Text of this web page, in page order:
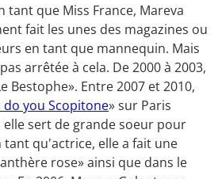
tant que Miss France, Mareva
fait les unes des magazines ou
en tant que mannequin. Mais
arrêtée à cela. De 2000 à 2003,
Bestophe». Entre 2007 et 2010,
do you Scopitone» sur Paris
elle sert de grande soeur pour
tant qu'actrice, elle a fait une
rose» ainsi que dans le